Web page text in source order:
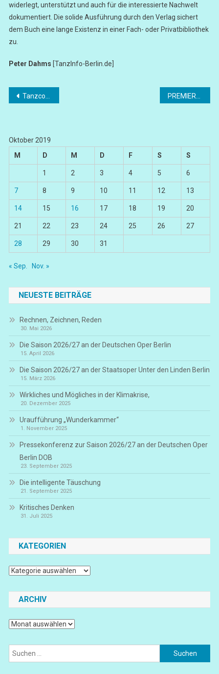
widerlegt, unterstützt und auch für die interessierte Nachwelt
dokumentiert. Die solide Ausführung durch den Verlag sichert
dem Buch eine lange Existenz in einer Fach- oder Privatbibliothek
zu.
Peter Dahms [TanzInfo-Berlin.de]
Beitragsnavigation
Tanzcompagnie Rubato (23. September 2000)
Oktober 2019
M
D M D F S S
1 2 3 4 5 6
7 8 9 10 11 12 13
14 15 16 17 18 19 20
21 22 23 24 25 26 27
28 29 30 31
« Sep. Nov. »
NEUESTE BEITRÄGE
Rechnen, Zeichnen, Reden
30. Mai 2026
Die Saison 2026/27 an der Deutschen Oper Berlin
15. April 2026
Die Saison 2026/27 an der Staatsoper Unter den Linden Berlin
15. März 2026
Wirkliches und Mögliches in der Klimakrise,
20. Dezember 2025
Uraufführung „Wunderkammer“
1. November 2025
Pressekonferenz zur Saison 2026/27 an der Deutschen Oper
Berlin DOB
23. September 2025
Die intelligente Täuschung
21. September 2025
Kritisches Denken
31. Juli 2025
KATEGORIEN
Kategorien
ARCHIV
Archiv
Suchen
nach: